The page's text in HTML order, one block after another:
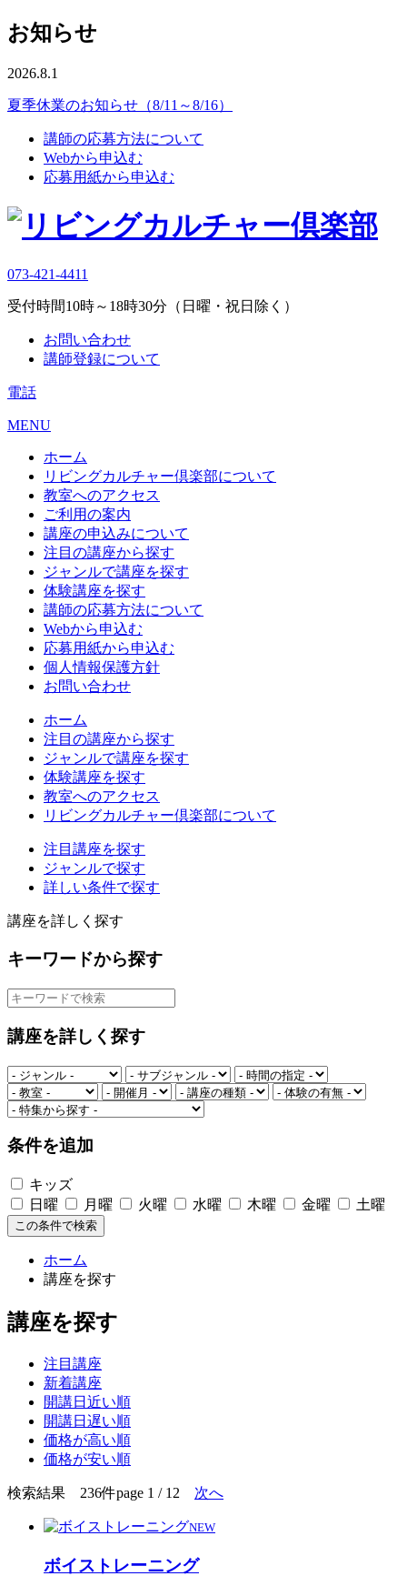
お知らせ
2026.8.1
夏季休業のお知らせ（8/11～8/16）
講師の応募方法について
Webから申込む
応募用紙から申込む
073-421-4411
受付時間10時～18時30分（日曜・祝日除く）
お問い合わせ
講師登録について
電話
MENU
ホーム
リビングカルチャー倶楽部について
教室へのアクセス
ご利用の案内
講座の申込みについて
注目の講座から探す
ジャンルで講座を探す
体験講座を探す
講師の応募方法について
Webから申込む
応募用紙から申込む
個人情報保護方針
お問い合わせ
ホーム
注目の講座から探す
ジャンルで講座を探す
体験講座を探す
教室へのアクセス
リビングカルチャー倶楽部について
注目講座を探す
ジャンルで探す
詳しい条件で探す
講座を詳しく探す
キーワードから探す
講座を詳しく探す
条件を追加
キッズ
日曜
月曜 火曜 水曜 木曜 金曜 土曜
この条件で検索
ホーム
講座を探す
講座を探す
注目講座
新着講座
開講日近い順
開講日遅い順
価格が高い順
価格が安い順
検索結果 236件page 1 / 12 次へ
NEW
ボイストレーニング